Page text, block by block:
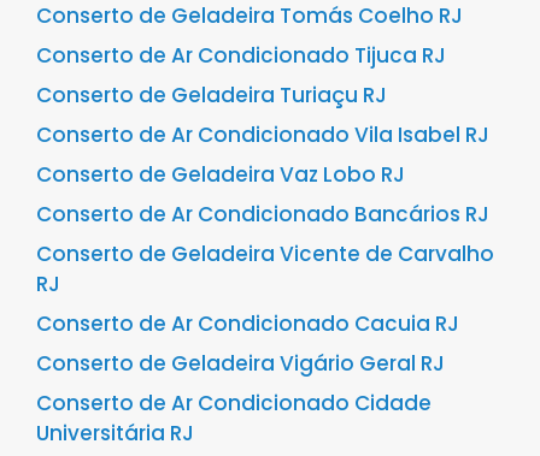
Conserto de Geladeira Tomás Coelho RJ
Conserto de Ar Condicionado Tijuca RJ
Conserto de Geladeira Turiaçu RJ
Conserto de Ar Condicionado Vila Isabel RJ
Conserto de Geladeira Vaz Lobo RJ
Conserto de Ar Condicionado Bancários RJ
Conserto de Geladeira Vicente de Carvalho
RJ
Conserto de Ar Condicionado Cacuia RJ
Conserto de Geladeira Vigário Geral RJ
Conserto de Ar Condicionado Cidade
Universitária RJ